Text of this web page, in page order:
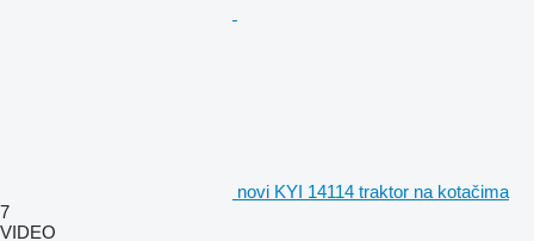
novi KYI 14114 traktor na kotačima
7
VIDEO